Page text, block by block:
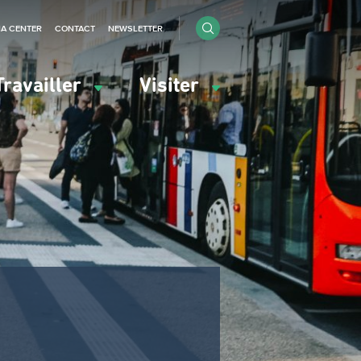
Visiter
CENTER CONTACT NEWSLETTER